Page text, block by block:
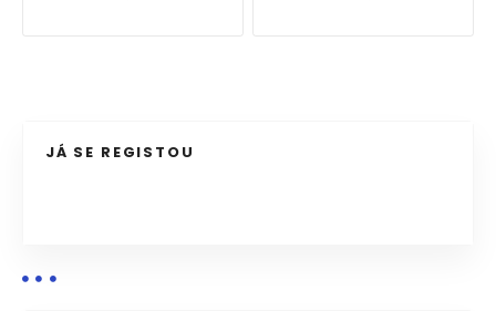
ã
JÁ SE REGISTOU